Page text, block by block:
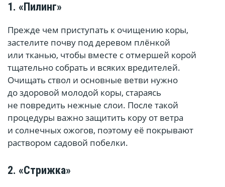
1. «Пилинг»
Прежде чем приступать к очищению коры,
застелите почву под деревом плёнкой
или тканью, чтобы вместе с отмершей корой
тщательно собрать и всяких вредителей.
Очищать ствол и основные ветви нужно
до здоровой молодой коры, стараясь
не повредить нежные слои. После такой
процедуры важно защитить кору от ветра
и солнечных ожогов, поэтому её покрывают
раствором садовой побелки.
2. «Стрижка»